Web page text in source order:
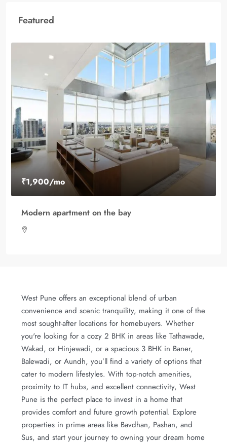
Featured
/mo
apartment on the bay
West Pune offers an exceptional blend of urban
convenience and scenic tranquility, making it one of the
most sought-after locations for homebuyers. Whether
you're looking for a cozy 2 BHK in areas like Tathawade,
Wakad, or Hinjewadi, or a spacious 3 BHK in Baner,
Balewadi, or Aundh, you’ll find a variety of options that
cater to modern lifestyles. With top-notch amenities,
proximity to IT hubs, and excellent connectivity, West
Pune is the perfect place to invest in a home that
provides comfort and future growth potential. Explore
properties in prime areas like Bavdhan, Pashan, and
Sus, and start your journey to owning your dream home